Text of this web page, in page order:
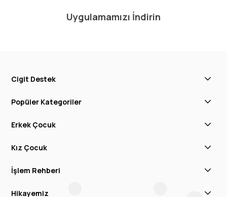
Uygulamamızı İndirin
Cigit Destek
Popüler Kategoriler
Erkek Çocuk
Kız Çocuk
İşlem Rehberi
Hikayemiz